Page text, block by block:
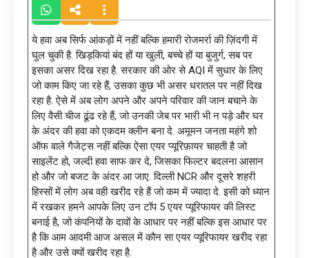
ये हवा अब सिर्फ आंकड़ों में नहीं बल्कि हमारी रोजमर्रा की ज़िंदगी में
घुल चुकी है. खिड़कियां बंद हों या खुली, बच्चे हों या बुजुर्ग, सब पर
इसका असर दिख रहा है. सरकार की ओर से AQI में सुधार के लिए
जो काम किए जा रहे हैं, उसका कुछ भी असर धरातल पर नहीं दिख
रहा है. ऐसे में अब लोग अपने और अपने परिवार की जान बचाने के
लिए वैसी चीज ढूंढ रहे हैं, जो उनकी जेब पर भारी भी न पड़े और घर
के अंदर की हवा को एकदम क्लीन बना दे. अमूमन जनता महंगे शो
ऑफ वाले गैजेट्स नहीं बल्कि ऐसा एयर प्यूरिफ़ायर चाहती है जो
साइलेंट हो, जल्दी हवा साफ कर दे, जिसका फिल्टर बदलना आसान
हो और जो बजट के अंदर आ जाए. दिल्ली NCR और दूसरे शहरी
हिस्सों में लोग अब वही खरीद रहे हैं जो कम में ज्यादा दे. इसी को ध्यान
में रखकर हमने आपके लिए उन टॉप 5 एयर प्यूरिफायर की लिस्ट
बनाई है, जो कंपनियों के दावों के आधार पर नहीं बल्कि इस आधार पर
है कि आम आदमी आज असल में कौन सा एयर प्यूरिफायर खरीद रहा
है और उसे क्यों खरीद रहा है.